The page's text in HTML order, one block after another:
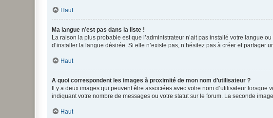
Haut
Ma langue n’est pas dans la liste !
La raison la plus probable est que l’administrateur n’ait pas installé votre langue
d’installer la langue désirée. Si elle n’existe pas, n’hésitez pas à créer et
Haut
A quoi correspondent les images à proximité de mon nom d’utilisateur ?
Il y a deux images qui peuvent être associées avec votre nom d’utilisateur
indiquant votre nombre de messages ou votre statut sur le forum. La seconde
Haut